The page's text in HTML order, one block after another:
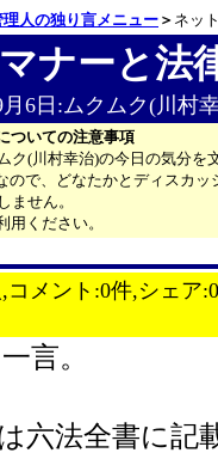
人の独り言メニュー ＞ ネッ
ナーと法
月6日:ムクムク(川村
ついての注意事項
(川村幸治)の今日の気分を
で、どなたかとディスカ
ません。
ください。
コメント:0件,シェア
言。
六法全書に記